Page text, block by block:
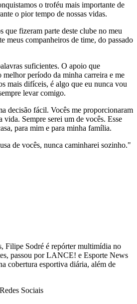
o troféu mais importante de
o pior tempo de nossas vidas.
que fizeram parte deste clube no meu
meus companheiros de time, do passado
suficientes. O apoio que
melhor período da minha carreira e me
mais difíceis, é algo que eu nunca vou
levar comigo.
decisão fácil. Vocês me proporcionaram
Sempre serei um de vocês. Esse
para mim e para minha família.
de vocês, nunca caminharei sozinho."
Filipe Sodré é repórter multimídia no
passou por LANCE! e Esporte News
cobertura esportiva diária, além de
Sociais